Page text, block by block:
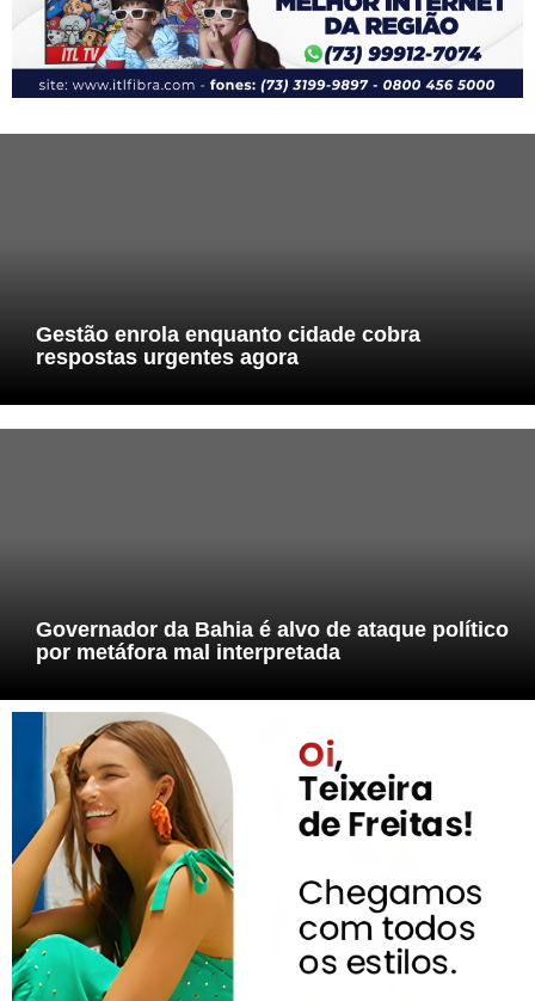
Gestão enrola enquanto cidade cobra
respostas urgentes agora
Governador da Bahia é alvo de ataque político
por metáfora mal interpretada